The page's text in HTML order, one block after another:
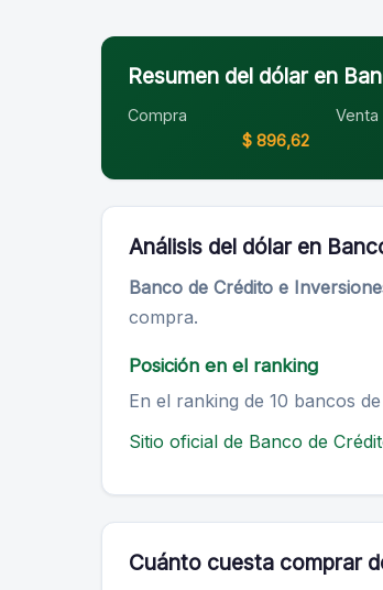
Resumen del dólar en
Compra
$ 896,62
Venta
Análisis del dólar en
Banco de Crédito e
compra.
Posición en el ranking
En el ranking de 10 bancos
Sitio oficial de Banco de
Cuánto cuesta comprar